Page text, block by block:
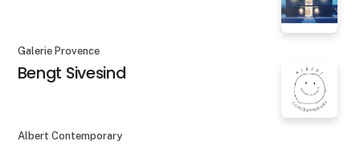
Galerie Provence
Bengt Sivesind
Albert Contemporary